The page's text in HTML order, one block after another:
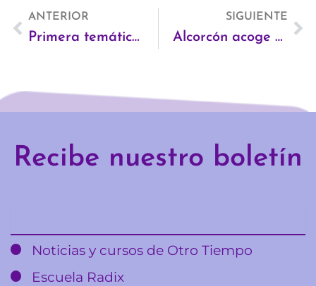
AntANTERIOR
Primera temática de la Escuela Radix: Liderazgos conscientes y diversos para organizaciones sociales
SIGUIENTE
Alcorcón acoge Ecoflight, el proyecto europeo que une arte y reciclaje
Recibe nuestro boletín
Noticias y cursos de Otro Tiempo
Escuela Radix